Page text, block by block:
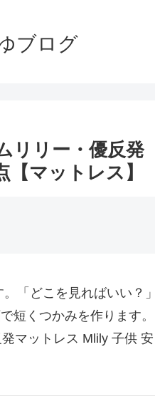
ブログ
リリー・優反発
マットレス】
「どこを見ればいい？」
短くつかみを作ります。
マットレス Mlily 子供 安